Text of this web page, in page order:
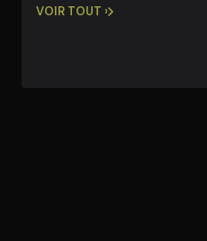
VOIR TOUT ›